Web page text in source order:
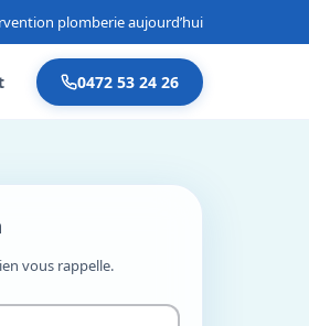
plomberie aujourd’hui
0472 53 24 26
vous rappelle.